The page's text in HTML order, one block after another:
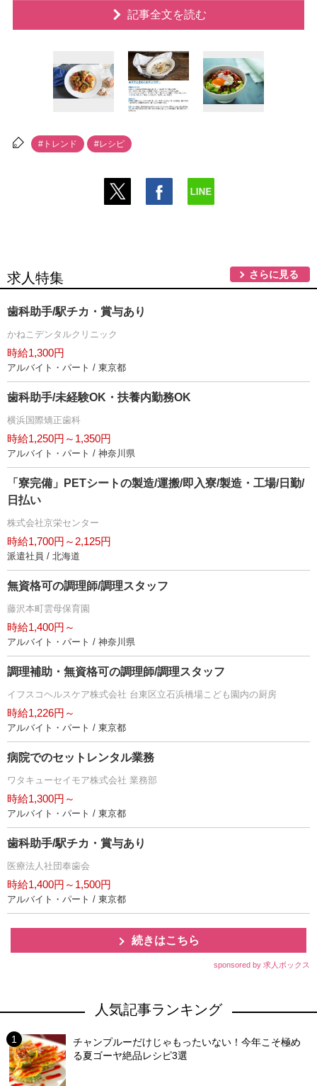
記事全文を読む
#トレンド #レシピ
求人特集 さらに見る
歯科助手/駅チカ・賞与あり
かねこデンタルクリニック
時給1,300円
アルバイト・パート / 東京都
歯科助手/未経験OK・扶養内勤務OK
横浜国際矯正歯科
時給1,250円～1,350円
アルバイト・パート / 神奈川県
「寮完備」PETシートの製造/運搬/即入寮/製造・工場/日勤/
日払い
株式会社京栄センター
時給1,700円～2,125円
派遣社員 / 北海道
無資格可の調理師/調理スタッフ
藤沢本町雲母保育園
時給1,400円～
アルバイト・パート / 神奈川県
調理補助・無資格可の調理師/調理スタッフ
イフスコヘルスケア株式会社 台東区立石浜橋場こども園内の厨房
時給1,226円～
アルバイト・パート / 東京都
病院でのセットレンタル業務
ワタキューセイモア株式会社 業務部
時給1,300円～
アルバイト・パート / 東京都
歯科助手/駅チカ・賞与あり
医療法人社団奉歯会
時給1,400円～1,500円
アルバイト・パート / 東京都
続きはこちら
sponsored by 求人ボックス
人気記事ランキング
チャンプルーだけじゃもったいない！今年こそ極め
る夏ゴーヤ絶品レシピ3選